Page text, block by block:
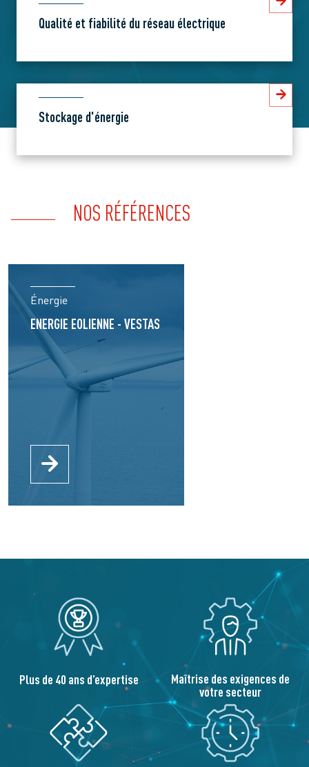
Qualité et fiabilité du réseau électrique
Stockage d'énergie
NOS RÉFÉRENCES
Énergie
ENERGIE EOLIENNE - VESTAS
Plus de 40 ans d’expertise Maîtrise des exigences de
votre secteur